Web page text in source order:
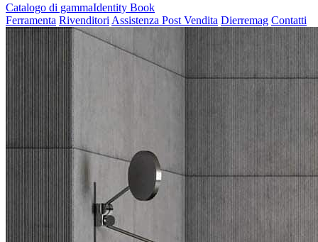
Catalogo di gammaIdentity Book
Ferramenta Rivenditori Assistenza Post Vendita Dierremag Contatti